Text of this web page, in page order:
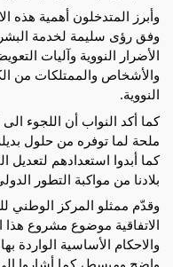
وأبرز المتدخلون أهمية هذه
وفق رؤى سليمة لخدمة
الأضرار النووية وآليات
والأشخاص والممتلكات من
النووية.
كما أكد النواب أن اللجوء
ملحة لما توفره من حلول
كما أبدوا استعدادهم
بلادنا من مواكبة التطور
وقدّم ممثلو المركز الوطني
الاتفاقية موضوع مشروع
والاحكام الأساسية الواردة